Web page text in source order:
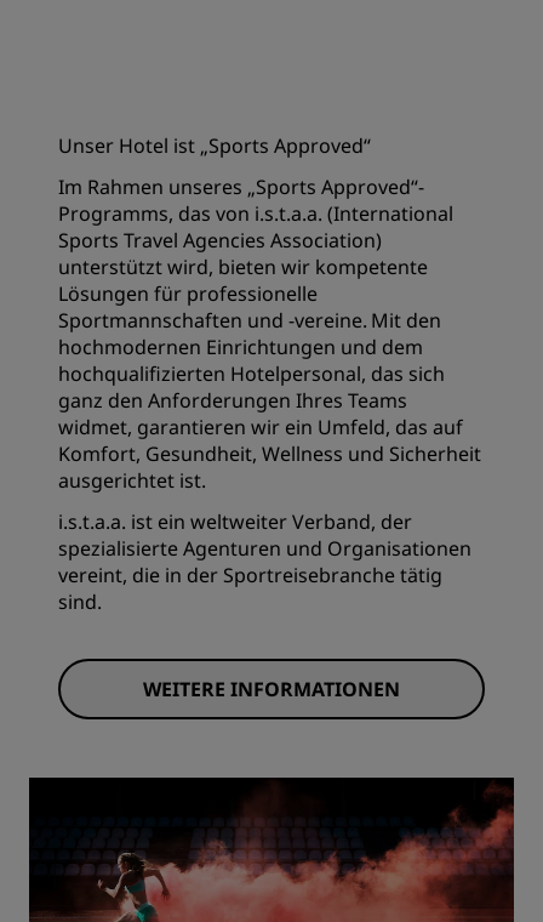
Unser Hotel ist „Sports Approved“
Im Rahmen unseres „Sports Approved“-
Programms, das von i.s.t.a.a. (International
Sports Travel Agencies Association)
unterstützt wird, bieten wir kompetente
Lösungen für professionelle
Sportmannschaften und -vereine. Mit den
hochmodernen Einrichtungen und dem
hochqualifizierten Hotelpersonal, das sich
ganz den Anforderungen Ihres Teams
widmet, garantieren wir ein Umfeld, das auf
Komfort, Gesundheit, Wellness und Sicherheit
ausgerichtet ist.
i.s.t.a.a. ist ein weltweiter Verband, der
spezialisierte Agenturen und Organisationen
vereint, die in der Sportreisebranche tätig
sind.
WEITERE INFORMATIONEN